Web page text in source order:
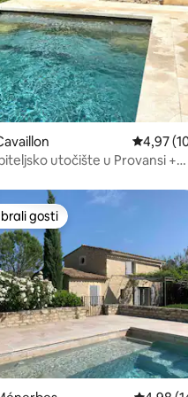
4,97
utočište u Provansi +
rangiranima s oznakom
gosti